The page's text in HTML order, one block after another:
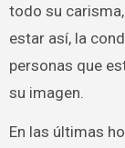
todo su
estar así, la
personas que
su imagen.
En las últimas